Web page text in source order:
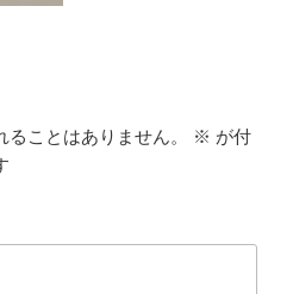
ことはありません。 ※ が付